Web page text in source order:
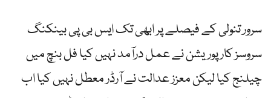
سرور تنولی کے فیصلے پر ابھی تک ایس بی پی بینکنگ
سروسز کارپوریشن نے عمل درآمد نہیں کیا فل بنچ میں
چیلنج کیا لیکن معزز عدالت نے آرڈر معطل نہیں کیا اب